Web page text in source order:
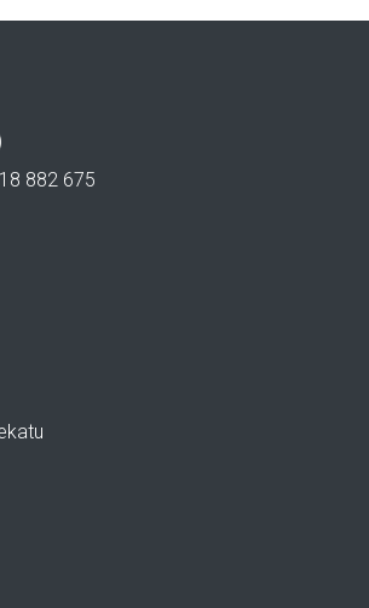
882 675